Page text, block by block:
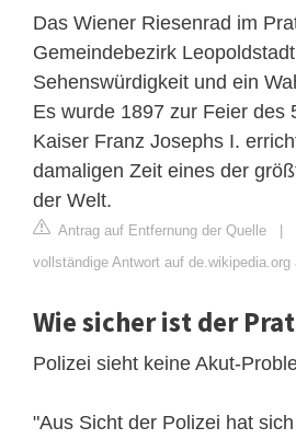
Das Wiener Riesenrad im
Gemeindebezirk
Sehenswürdigkeit und ein
Es wurde 1897 zur Feier des
Kaiser Franz Josephs I.
damaligen Zeit eines der
der Welt.
Antrag auf Entfernung der Quelle |
vollständige Antwort auf de.wikipedia.org
Wie sicher ist der
Polizei sieht keine Akut-
"Aus Sicht der Polizei hat